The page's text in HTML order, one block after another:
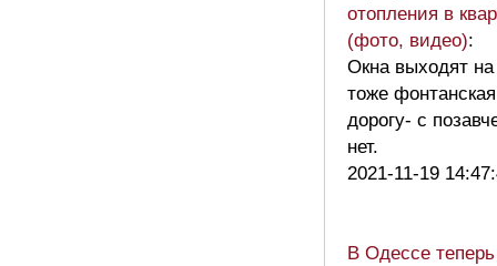
отопления в
(фото, видео):
Окна выходят
тоже
дорогу- с
нет.
2021-11-19
В Одессе